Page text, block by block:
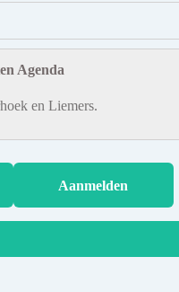
Agenda
en Liemers.
Aanmelden